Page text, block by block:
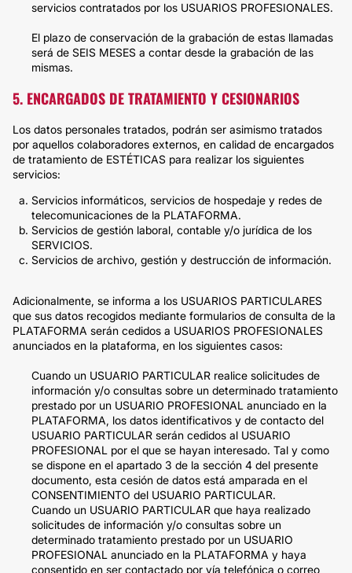
servicios contratados por los USUARIOS PROFESIONALES.
El plazo de conservación de la grabación de estas llamadas
será de SEIS MESES a contar desde la grabación de las
mismas.
5. ENCARGADOS DE TRATAMIENTO Y CESIONARIOS
Los datos personales tratados, podrán ser asimismo tratados
por aquellos colaboradores externos, en calidad de encargados
de tratamiento de ESTÉTICAS para realizar los siguientes
servicios:
Servicios informáticos, servicios de hospedaje y redes de
telecomunicaciones de la PLATAFORMA.
Servicios de gestión laboral, contable y/o jurídica de los
SERVICIOS.
Servicios de archivo, gestión y destrucción de información.
Adicionalmente, se informa a los USUARIOS PARTICULARES
que sus datos recogidos mediante formularios de consulta de la
PLATAFORMA serán cedidos a USUARIOS PROFESIONALES
anunciados en la plataforma, en los siguientes casos:
Cuando un USUARIO PARTICULAR realice solicitudes de
información y/o consultas sobre un determinado tratamiento
prestado por un USUARIO PROFESIONAL anunciado en la
PLATAFORMA, los datos identificativos y de contacto del
USUARIO PARTICULAR serán cedidos al USUARIO
PROFESIONAL por el que se hayan interesado. Tal y como
se dispone en el apartado 3 de la sección 4 del presente
documento, esta cesión de datos está amparada en el
CONSENTIMIENTO del USUARIO PARTICULAR.
Cuando un USUARIO PARTICULAR que haya realizado
solicitudes de información y/o consultas sobre un
determinado tratamiento prestado por un USUARIO
PROFESIONAL anunciado en la PLATAFORMA y haya
consentido en ser contactado por vía telefónica o correo